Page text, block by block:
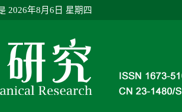
2026年8月6日 星期四